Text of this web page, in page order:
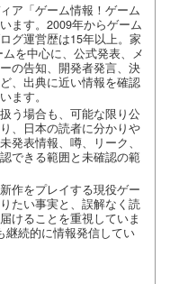
ア「ゲーム情報！ゲーム
ます。2009年からゲーム
グ運営歴は15年以上。家
を中心に、公式発表、メ
の告知、開発者発言、決
、出典に近い情報を確認
ます。
う場合も、可能な限り公
、日本の読者に分かりや
発表情報、噂、リーク、
できる範囲と未確認の範
作をプレイする現役ゲー
たい事実と、誤解なく読
けることを重視していま
継続的に情報発信してい